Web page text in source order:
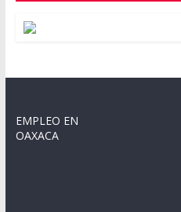
EMPLEO EN
OAXACA